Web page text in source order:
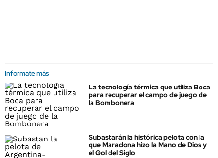
Informate más
La tecnología térmica que utiliza Boca
para recuperar el campo de juego de
la Bombonera
Subastarán la histórica pelota con la
que Maradona hizo la Mano de Dios y
el Gol del Siglo